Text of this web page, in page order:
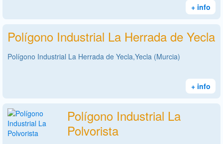
+ info
Polígono Industrial La Herrada de Yecla
Polígono Industrial La Herrada de Yecla,Yecla (Murcia)
+ info
Polígono Industrial La
Polvorista